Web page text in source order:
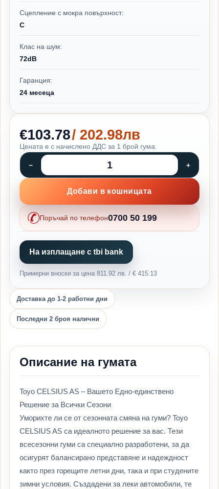
Сцепление с мокра повърхност:
C
Клас на шум:
72dB
Гаранция:
24 месеца
€103.78/ 202.98лв
Цената е с начислено ДДС за 1 брой гума.
Добави в кошницата
Поръчай по телефон0700 50 199
На изплащане с tbi bank
Примерни вноски за цена 811.92 лв. / € 415.13
Доставка до 1-2 работни дни
Последни 2 броя налични
Описание на гумата
Toyo CELSIUS AS – Вашето Едно-единствено
Решение за Всички Сезони
Уморихте ли се от сезонната смяна на гуми? Toyo
CELSIUS AS са идеалното решение за вас. Тези
всесезонни гуми са специално разработени, за да
осигурят балансирано представяне и надеждност
както през горещите летни дни, така и при студените
зимни условия. Създадени за леки автомобили, те